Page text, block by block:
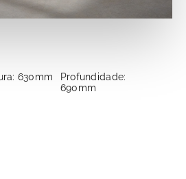
630mm
Profundidade:
690mm